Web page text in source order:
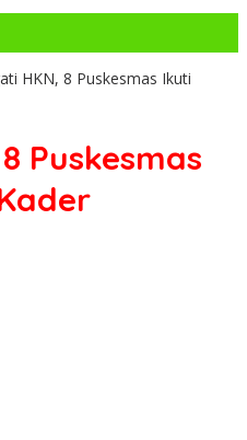
HKN, 8 Puskesmas Ikuti
Puskesmas